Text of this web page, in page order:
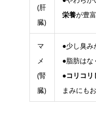
(肝
臓)
栄養が豊富
マ
メ
(腎
臓)
●少し臭み
●脂肪はな
●コリコ
まみにも